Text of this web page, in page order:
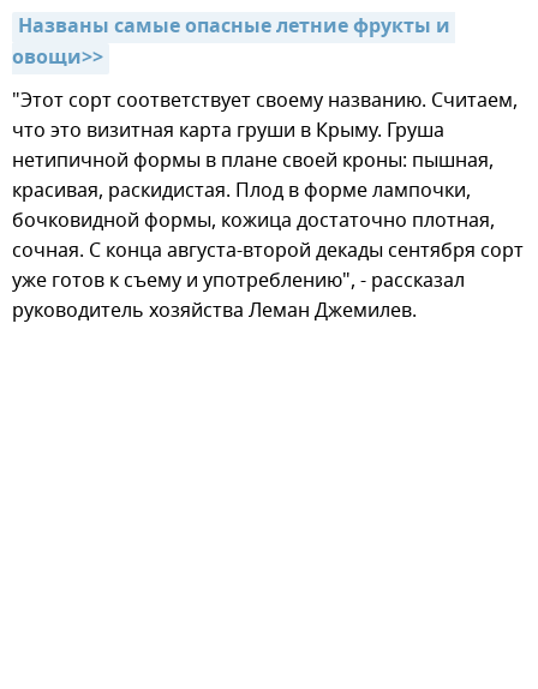
Названы самые опасные летние фрукты и
овощи>>
"Этот сорт соответствует своему названию. Считаем,
что это визитная карта груши в Крыму. Груша
нетипичной формы в плане своей кроны: пышная,
красивая, раскидистая. Плод в форме лампочки,
бочковидной формы, кожица достаточно плотная,
сочная. С конца августа-второй декады сентября сорт
уже готов к съему и употреблению", - рассказал
руководитель хозяйства Леман Джемилев.